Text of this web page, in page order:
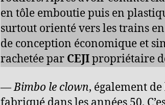
en tôle emboutie puis en
surtout orienté vers les trains
de conception économique et
rachetée par CEJIpropriétaire
—Bimbo le clown, également